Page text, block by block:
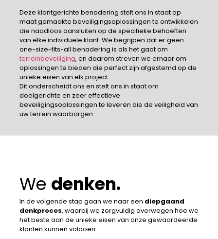
Deze klantgerichte benadering stelt ons in staat op
maat gemaakte beveiligingsoplossingen te ontwikkelen
die naadloos aansluiten op de specifieke behoeften
van elke individuele klant. We begrijpen dat er geen
one-size-fits-all benadering is als het gaat om
terreinbeveiliging, en daarom streven we ernaar om
oplossingen te bieden die perfect zijn afgestemd op de
unieke eisen van elk project.
Dit onderscheidt ons en stelt ons in staat om
doelgerichte en zeer effectieve
beveiligingsoplossingen te leveren die de veiligheid van
uw terrein waarborgen
We denken.
In de volgende stap gaan we naar een diepgaand
denkproces, waarbij we zorgvuldig overwegen hoe we
het beste aan de unieke eisen van onze gewaardeerde
klanten kunnen voldoen.